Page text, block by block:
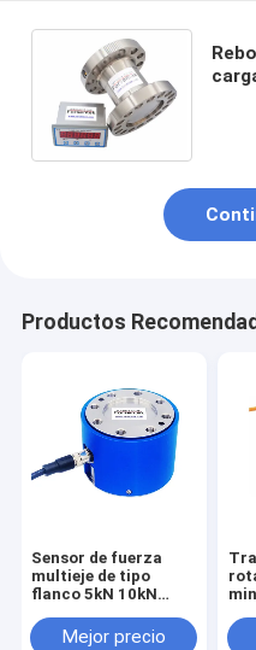
Productos
Sensor de fuerza
multieje de tipo
flanco 5kN 10kN
100kN Célula de
Mejor precio
del